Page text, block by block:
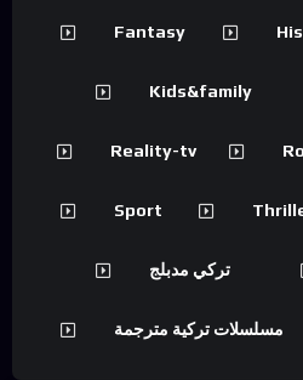
Fantasy
Kids&family
Reality-tv
Sport
تركي مدبلج
مسلسلات تركية مترجمة